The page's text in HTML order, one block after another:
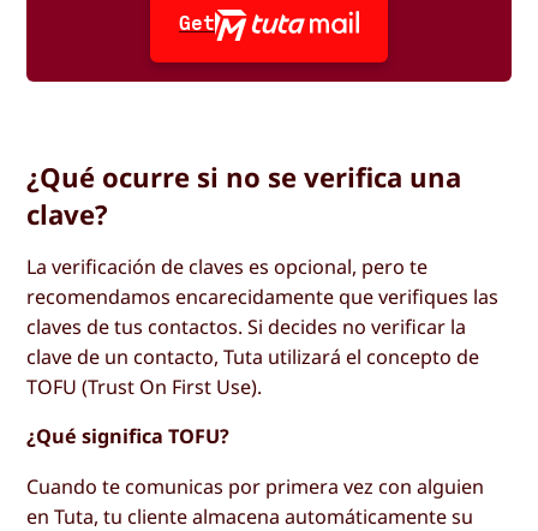
Get
¿Qué ocurre si no se verifica una
clave?
La verificación de claves es opcional, pero te
recomendamos encarecidamente que verifiques las
claves de tus contactos. Si decides no verificar la
clave de un contacto, Tuta utilizará el concepto de
TOFU (Trust On First Use).
¿Qué significa TOFU?
Cuando te comunicas por primera vez con alguien
en Tuta, tu cliente almacena automáticamente su